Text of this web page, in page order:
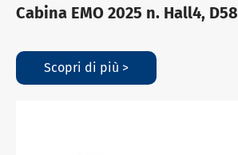
Cabina EMO 2025 n. Hall4, D58
Scopri di più >